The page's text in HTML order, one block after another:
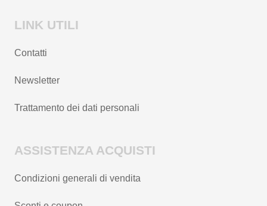
LINK UTILI
Contatti
Newsletter
Trattamento dei dati personali
ASSISTENZA ACQUISTI
Condizioni generali di vendita